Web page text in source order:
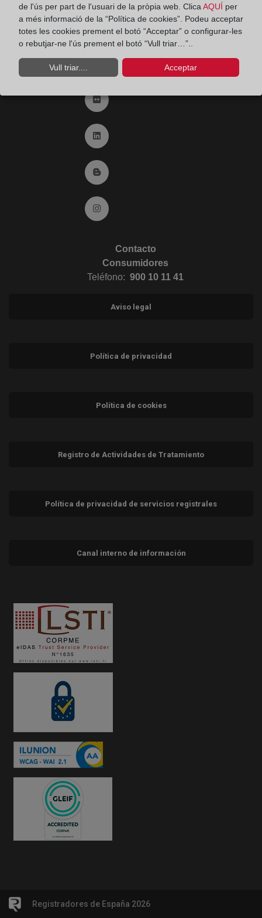
Ir a twitter (abre en ventana nueva)
Ir a YouTube (abre en ventana nueva)
Ir a Flickr (abre en ventana nueva)
Ir a Linkedin (abre en ventana nueva)
Ir al Blog (abre en ventana nueva)
Ir a Instagram (abre en ventana nueva)
Contacto
Consumidores
Teléfono: 900 10 11 41
Aviso legal
Política de privacidad
Política de cookies
Registro de Actividades de Tratamiento
Política de privacidad de servicios registrales
Canal interno de información
Registradores de España 2026
de l'ús per part de l'usuari de la pròpia web. ClicaAQUÍ per
a més informació de la “Política de cookies”. Podeu acceptar
totes les cookies prement el botó “Acceptar” o configurar-les
o rebutjar-ne l'ús prement el botó “Vull triar…”..
Vull triar.... Acceptar